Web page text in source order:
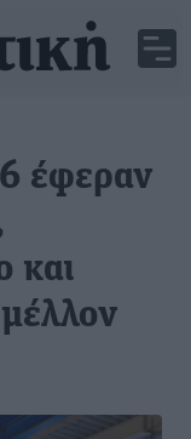
έφεραν
και